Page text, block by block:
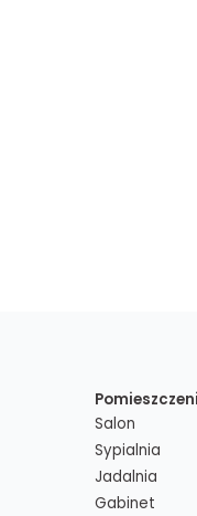
Salon
Sypialnia
Jadalnia
Gabinet